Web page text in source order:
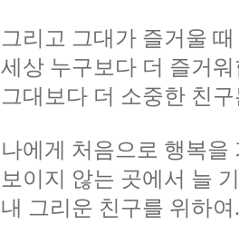
그리고 그대가 즐거울 때
세상 누구보다 더 즐거
그대보다 더 소중한 친
나에게 처음으로 행복을
보이지 않는 곳에서 늘
내 그리운 친구를 위하여